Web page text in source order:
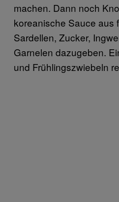
machen. Dann noch
koreanische Sauce aus
Sardellen, Zucker,
Garnelen dazugeben.
und Frühlingszwiebeln